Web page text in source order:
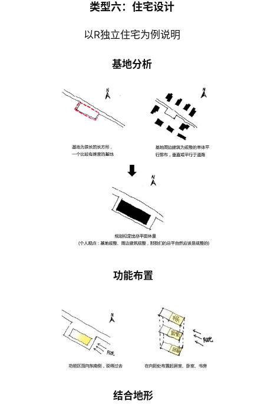
类型六：住宅设计
以R独立住宅为例说明
基地分析
功能布置
结合地形